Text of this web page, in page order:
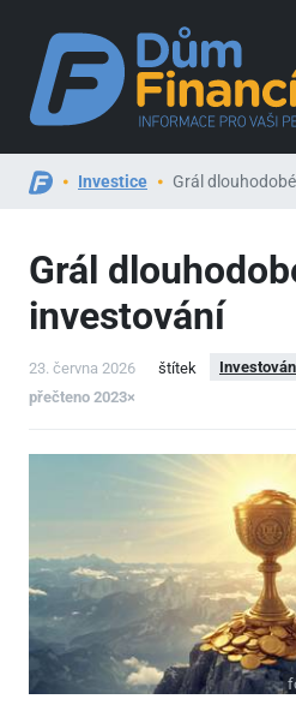
Investice Grál
Grál
investování
23. června 2026 štítek
přečteno 2023×